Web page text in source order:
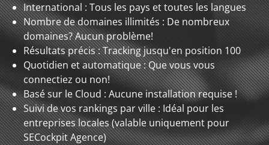
International : Tous les pays et toutes les langues
Nombre de domaines illimités : De nombreux
domaines? Aucun problème!
Résultats précis : Tracking jusqu'en position 100
Quotidien et automatique : Que vous vous
connectiez ou non!
Basé sur le Cloud : Aucune installation requise !
Suivi de vos rankings par ville : Idéal pour les
entreprises locales (valable uniquement pour
SECockpit Agence)